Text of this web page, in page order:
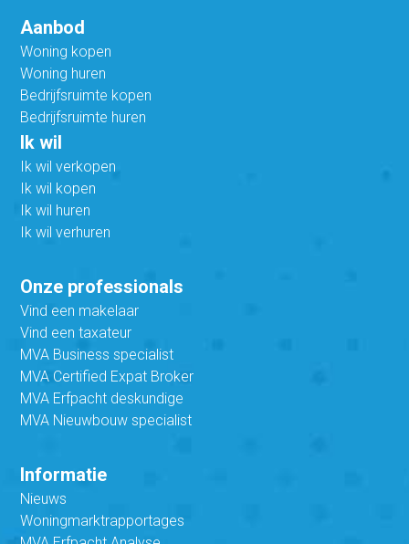
Aanbod
Woning kopen
Woning huren
Bedrijfsruimte kopen
Bedrijfsruimte huren
Ik wil
Ik wil verkopen
Ik wil kopen
Ik wil huren
Ik wil verhuren
Onze professionals
Vind een makelaar
Vind een taxateur
MVA Business specialist
MVA Certified Expat Broker
MVA Erfpacht deskundige
MVA Nieuwbouw specialist
Informatie
Nieuws
Woningmarktrapportages